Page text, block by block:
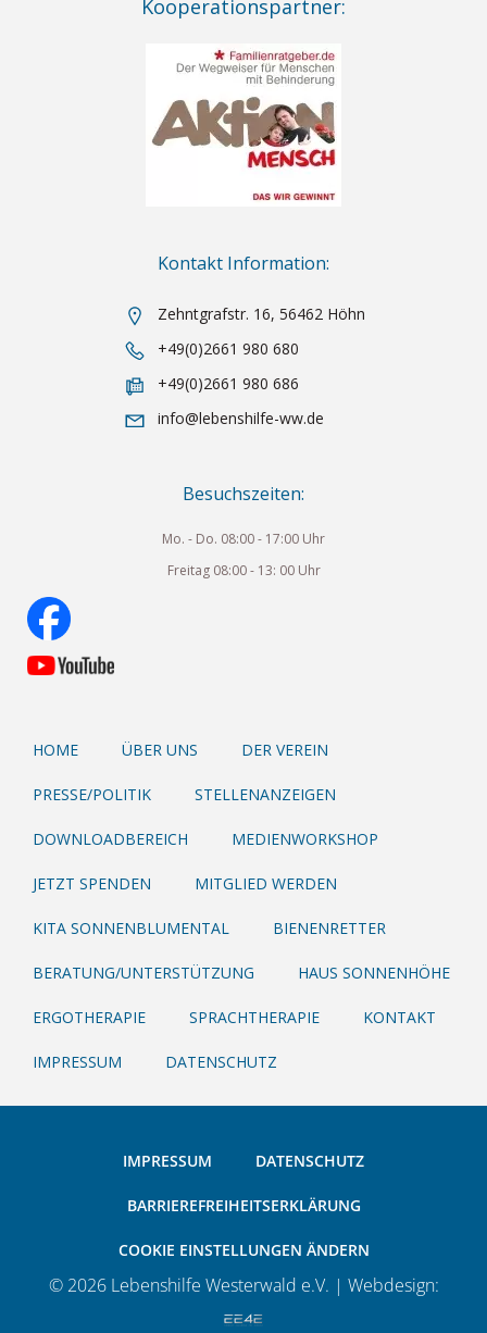
Kooperationspartner:
Kontakt Information:
Zehntgrafstr. 16, 56462 Höhn
+49(0)2661 980 680
+49(0)2661 980 686
info@lebenshilfe-ww.de
Besuchszeiten:
Mo. - Do. 08:00 - 17:00 Uhr
Freitag 08:00 - 13: 00 Uhr
HOME ÜBER UNS DER VEREIN
PRESSE/POLITIK STELLENANZEIGEN
DOWNLOADBEREICH MEDIENWORKSHOP
JETZT SPENDEN MITGLIED WERDEN
KITA SONNENBLUMENTAL BIENENRETTER
BERATUNG/UNTERSTÜTZUNG HAUS SONNENHÖHE
ERGOTHERAPIE SPRACHTHERAPIE KONTAKT
IMPRESSUM DATENSCHUTZ
IMPRESSUM DATENSCHUTZ
BARRIEREFREIHEITSERKLÄRUNG
COOKIE EINSTELLUNGEN ÄNDERN
© 2026 Lebenshilfe Westerwald e.V. | Webdesign: